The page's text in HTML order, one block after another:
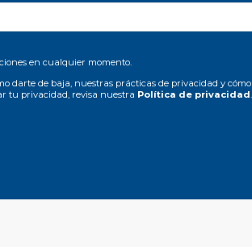
en cualquier momento.
darte de baja, nuestras prácticas de privacidad y cómo
tu privacidad, revisa nuestra Política de privacidad